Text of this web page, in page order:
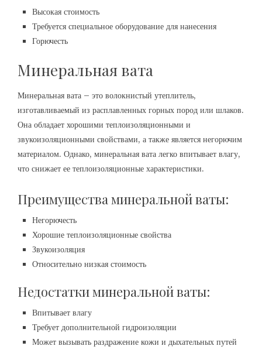
Высокая стоимость
Требуется специальное оборудование для нанесения
Горючесть
Минеральная вата
Минеральная вата – это волокнистый утеплитель,
изготавливаемый из расплавленных горных пород или шлаков.
Она обладает хорошими теплоизоляционными и
звукоизоляционными свойствами, а также является негорючим
материалом. Однако, минеральная вата легко впитывает влагу,
что снижает ее теплоизоляционные характеристики.
Преимущества минеральной ваты:
Негорючесть
Хорошие теплоизоляционные свойства
Звукоизоляция
Относительно низкая стоимость
Недостатки минеральной ваты:
Впитывает влагу
Требует дополнительной гидроизоляции
Может вызывать раздражение кожи и дыхательных путей